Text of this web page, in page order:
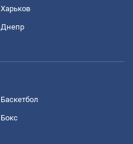
Харьков
Днепр
Баскетбол
Бокс